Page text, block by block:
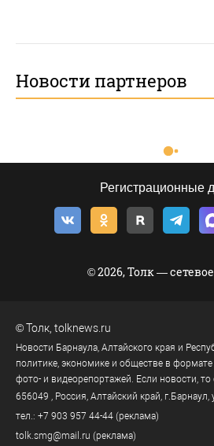
Новости партнеров
Регистрационные
© 2026, Толк —
©Толк tolknews.ru
Новости Барнаула, Алтайского края и
политике, экономике и обществе в формате
фото- и видеорепортажей. Если новости,
656049
, Россия, Алтайский край, г. Барнаул
тел.: +7 903 957 44-44 (реклама)
tolk.smg@mail.ru (реклама)